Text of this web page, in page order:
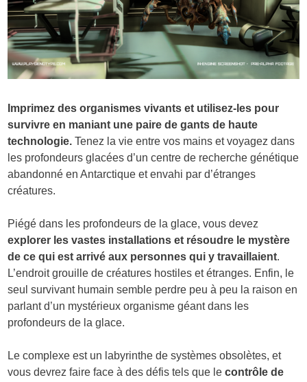
Imprimez des organismes vivants et utilisez-les pour
survivre en maniant une paire de gants de haute
technologie. Tenez la vie entre vos mains et voyagez dans
les profondeurs glacées d’un centre de recherche génétique
abandonné en Antarctique et envahi par d’étranges
créatures.
Piégé dans les profondeurs de la glace, vous devez
explorer les vastes installations et résoudre le mystère
de ce qui est arrivé aux personnes qui y travaillaient.
L’endroit grouille de créatures hostiles et étranges. Enfin, le
seul survivant humain semble perdre peu à peu la raison en
parlant d’un mystérieux organisme géant dans les
profondeurs de la glace.
Le complexe est un labyrinthe de systèmes obsolètes, et
vous devrez faire face à des défis tels que lecontrôle de